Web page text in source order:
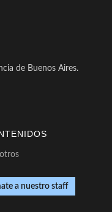
de Buenos Aires.
a nuestro staff